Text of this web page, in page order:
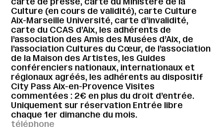
Culture (en cours de validité), carte Culture
Aix-Marseille Université, carte d’invalidité,
carte du CCAS d’Aix, les adhérents de
l’association des Amis des Musées d’Aix, de
l’association Cultures du Cœur, de l’association
de la Maison des Artistes, les Guides
conférenciers nationaux, internationaux et
régionaux agréés, les adhérents au dispositif
City Pass Aix-en-Provence Visites
commentées : 2€ en plus du droit d’entrée.
Uniquement sur réservation Entrée libre
chaque 1er dimanche du mois.
téléphone